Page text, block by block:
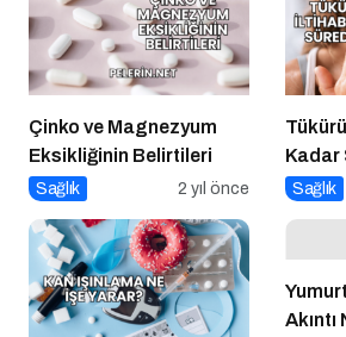
Çinko ve Magnezyum
Eksikliğinin Belirtileri
Sağlık 2 yıl önce
Kadar
Sağlık
Sağlık